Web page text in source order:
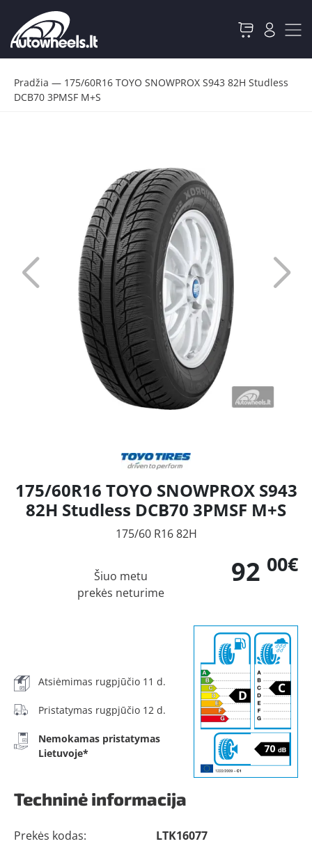
Pradžia — 175/60R16 TOYO SNOWPROX S943 82H Studless
DCB70 3PMSF M+S
175/60R16 TOYO SNOWPROX S943
82H Studless DCB70 3PMSF M+S
175/60 R16 82H
92 00€
Šiuo metu
prekės neturime
Atsiėmimas rugpjūčio 11 d.
Pristatymas rugpjūčio 12 d.
Nemokamas pristatymas
Lietuvoje*
Techninė informacija
Prekės kodas:
LTK16077